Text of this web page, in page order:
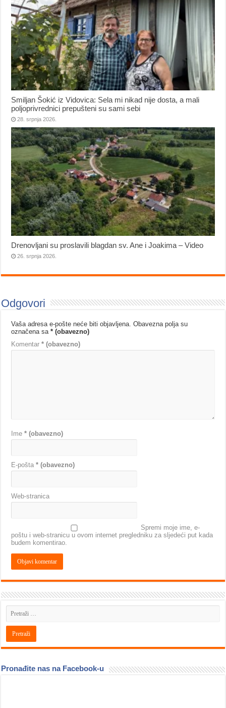
Smiljan Šokić iz Vidovica: Sela mi nikad nije dosta, a mali
poljoprivrednici prepušteni su sami sebi
28. srpnja 2026.
Drenovljani su proslavili blagdan sv. Ane i Joakima – Video
26. srpnja 2026.
Odgovori
Vaša adresa e-pošte neće biti objavljena. Obavezna polja su
označena sa* (obavezno)
Komentar* (obavezno)
Ime* (obavezno)
E-pošta* (obavezno)
Web-stranica
Spremi moje ime, e-
poštu i web-stranicu u ovom internet pregledniku za sljedeći put kada
budem komentirao.
Pronađite nas na Facebook-u